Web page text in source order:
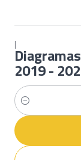
|
2019 -
Quantity